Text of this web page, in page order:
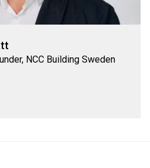
NCC Building Sweden